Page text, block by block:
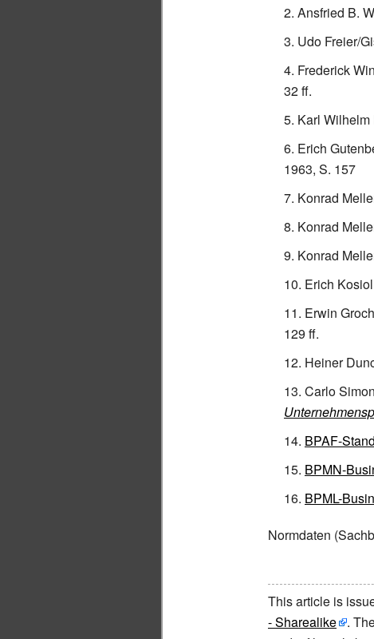
Ansfried B.
Udo Freier/
Frederick
32 ff.
Karl Wilhelm
Erich
1963, S. 157
Konrad
Konrad
Konrad
Erich
Erwin
129 ff.
Heiner
Carlo
BPAF-
BPMN-
BPML-
Normdaten
This article is
- Sharealike
.